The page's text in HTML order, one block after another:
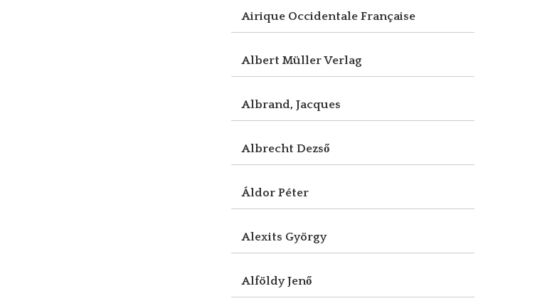
Airique Occidentale Française
Albert Müller Verlag
Albrand, Jacques
Albrecht Dezső
Áldor Péter
Alexits György
Alföldy Jenő